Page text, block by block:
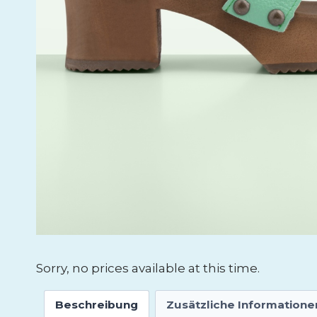
Sorry, no prices available at this time.
Beschreibung Zusätzliche